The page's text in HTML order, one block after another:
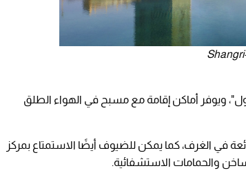
بعد 1.6 كم من "ريد سي مول"، ويوفر أماكن إقامة مع مسبح في الهواء الطلق
للأطفال وخدمة رائعة في الغرف، كما يمكن للضيوف أيضًا الاستمتاع بمركز
والحمامات الاستشفائية.